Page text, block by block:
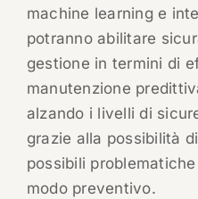
machine learning e
potranno abilitare
gestione in termini di
manutenzione
alzando i livelli di
grazie alla possibilità
possibili
modo preventivo.